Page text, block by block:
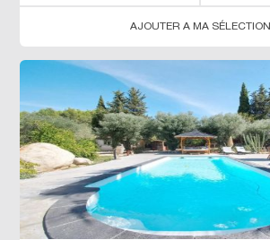
AJOUTER A MA SÉLECTION